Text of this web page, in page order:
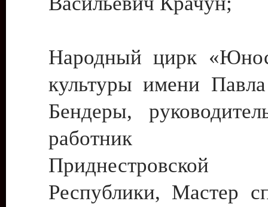
Народный цирк
культуры имени
Бендеры,
работник
Приднестровской
Республики, Мастер